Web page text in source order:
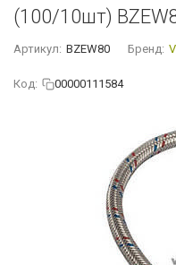
(100/10шт)
Артикул: BZEW80 Бренд:
Код: 00000111584